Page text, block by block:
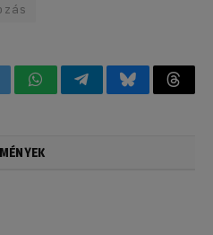
WhatsAppTelegramBluesky